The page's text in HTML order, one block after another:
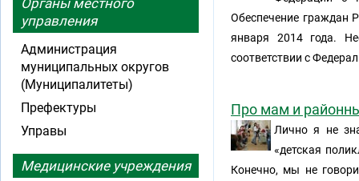
Обеспечение граждан
января 2014 года.
соответствии с
Про мам и
Лично я не
«детская
Конечно, мы не
Органы местного
управления
Администрация
муниципальных округов
(Муниципалитеты)
Префектуры
Управы
Медицинские учреждения